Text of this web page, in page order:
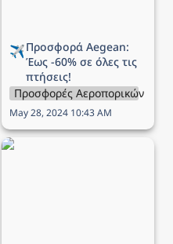
✈️Προσφορά Aegean:
Έως -60% σε όλες τις
πτήσεις!
Προσφορές Αεροπορικών
May 28, 2024 10:43 AM
Προσφορά Aegean -